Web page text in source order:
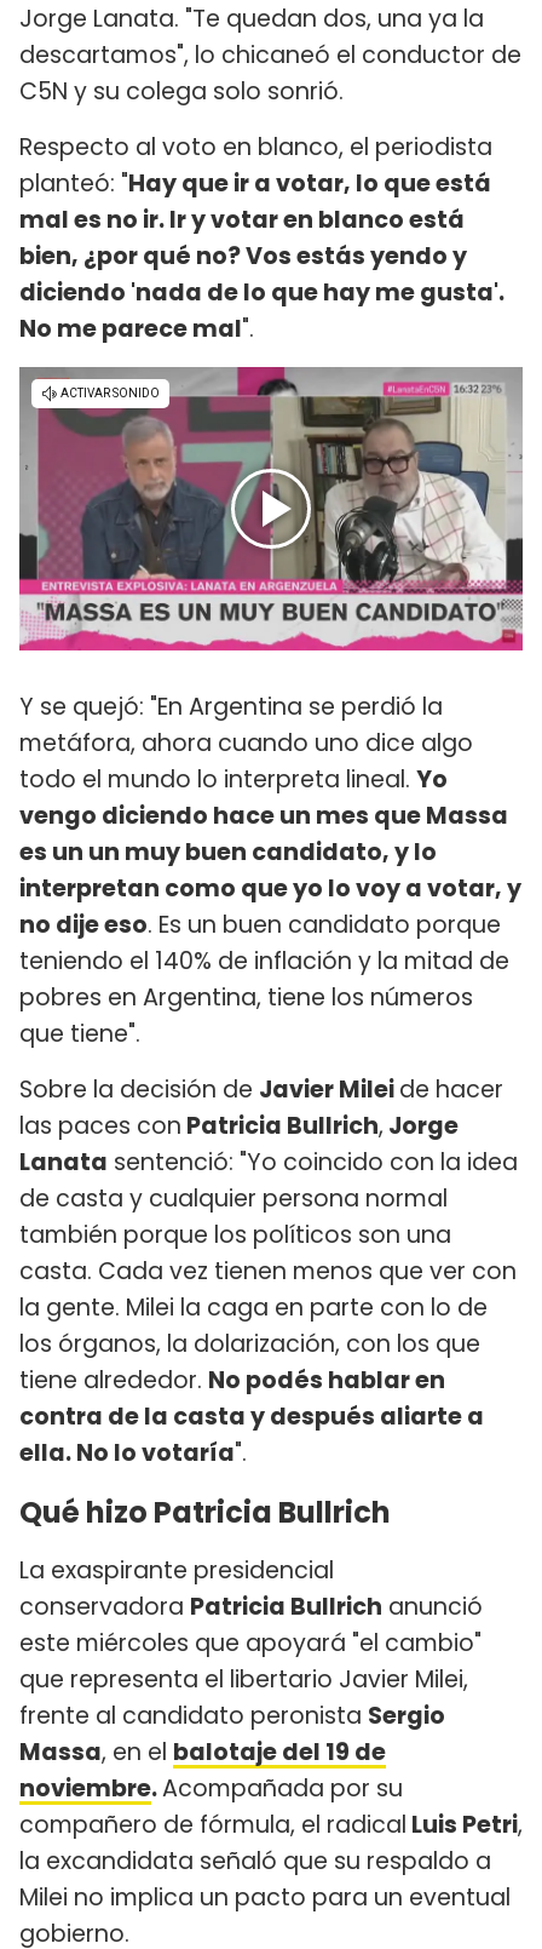
Jorge Lanata. "Te quedan dos, una ya la
descartamos", lo chicaneó el conductor de
C5N y su colega solo sonrió.
Respecto al voto en blanco, el periodista
planteó: "Hay que ir a votar, lo que está
mal es no ir. Ir y votar en blanco está
bien, ¿por qué no? Vos estás yendo y
diciendo 'nada de lo que hay me gusta'.
No me parece mal".
Y se quejó: "En Argentina se perdió la
metáfora, ahora cuando uno dice algo
todo el mundo lo interpreta lineal. Yo
vengo diciendo hace un mes que Massa
es un un muy buen candidato, y lo
interpretan como que yo lo voy a votar, y
no dije eso. Es un buen candidato porque
teniendo el 140% de inflación y la mitad de
pobres en Argentina, tiene los números
que tiene".
Sobre la decisión de Javier Mileide hacer
las paces con Patricia Bullrich, Jorge
Lanata sentenció: "Yo coincido con la idea
de casta y cualquier persona normal
también porque los políticos son una
casta. Cada vez tienen menos que ver con
la gente. Milei la caga en parte con lo de
los órganos, la dolarización, con los que
tiene alrededor. No podés hablar en
contra de la casta y después aliarte a
ella. No lo votaría".
Qué hizo Patricia Bullrich
La exaspirante presidencial
conservadora Patricia Bullrich anunció
este miércoles que apoyará "el cambio"
que representa el libertario Javier Milei,
frente al candidato peronista Sergio
Massa, en el balotaje del 19 de
noviembre.Acompañada por su
compañero de fórmula, el radical Luis Petri,
la excandidata señaló que su respaldo a
Milei no implica un pacto para un eventual
gobierno.